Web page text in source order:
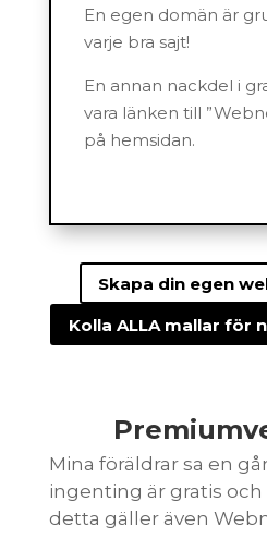
En egen domän är
varje bra sajt!
En annan nackdel i
vara länken till
på hemsidan.
Skapa din egen
Kolla ALLA mallar för
Mina föräldrar sa en
ingenting är gratis och
detta gäller även